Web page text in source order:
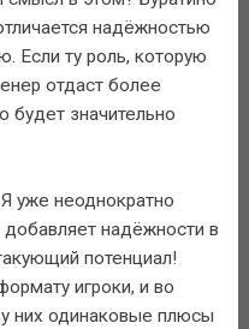
надёжностью
Если ту роль, которую
отдаст более
будет значительно
уже неоднократно
добавляет надёжности в
потенциал!
игроки, и во
них одинаковые плюсы